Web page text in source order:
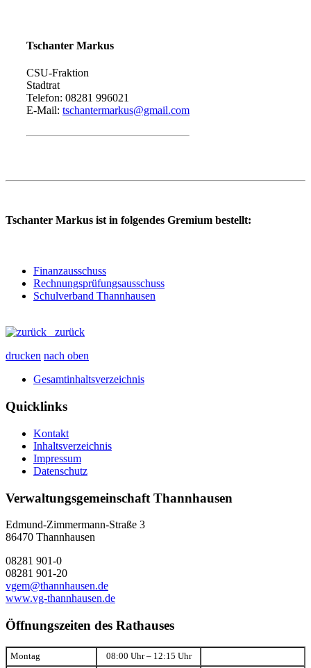
Tschanter Markus
CSU-Fraktion
Stadtrat
Telefon: 08281 996021
E-Mail: tschantermarkus@gmail.com
Tschanter Markus ist in folgendes Gremium bestellt:
Finanzausschuss
Rechnungsprüfungsausschuss
Schulverband Thannhausen
zurück
drucken nach oben
Gesamtinhaltsverzeichnis
Quicklinks
Kontakt
Inhaltsverzeichnis
Impressum
Datenschutz
Verwaltungsgemeinschaft Thannhausen
Edmund-Zimmermann-Straße 3
86470 Thannhausen
08281 901-0
08281 901-20
vgem@thannhausen.de
www.vg-thannhausen.de
Öffnungszeiten des Rathauses
Montag 08:00 Uhr – 12:15 Uhr